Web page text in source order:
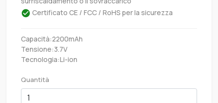
Certificato CE / FCC / RoHS per la sicurezza
Capacità:2200mAh
Tensione:3.7V
Tecnologia:Li-ion
Quantità